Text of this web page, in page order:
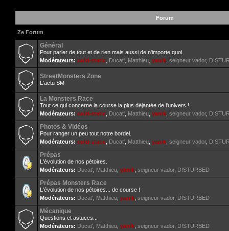
Forum
Ze Forum
Général
Pour parler de tout et de rien mais aussi de n'importe quoi.
Modérateurs: cold-static Ducat' Matthieu yanik seigneur vador,
StreetMonsters Zone
L'actu SM
La Monsters Race
Tout ce qui concerne la course la plus déjantée de l'univers !
Modérateurs: cold-static Ducat' Matthieu yanik seigneur vador,
Photos & Vidéos
Pour ranger un peu tout notre bordel.
Modérateurs: cold-static Ducat' Matthieu yanik seigneur vador,
Prépas
L'évolution de nos pétoires.
Modérateurs: Ducat' Matthieu yanik seigneur vador, D!STURBED
Prépas Monsters Race
L'évolution de nos pétoires... de course !
Modérateurs: Ducat' Matthieu yanik seigneur vador, D!STURBED
Mécanique
Questions et astuces...
Modérateurs: Ducat' Matthieu yanik seigneur vador, D!STURBED